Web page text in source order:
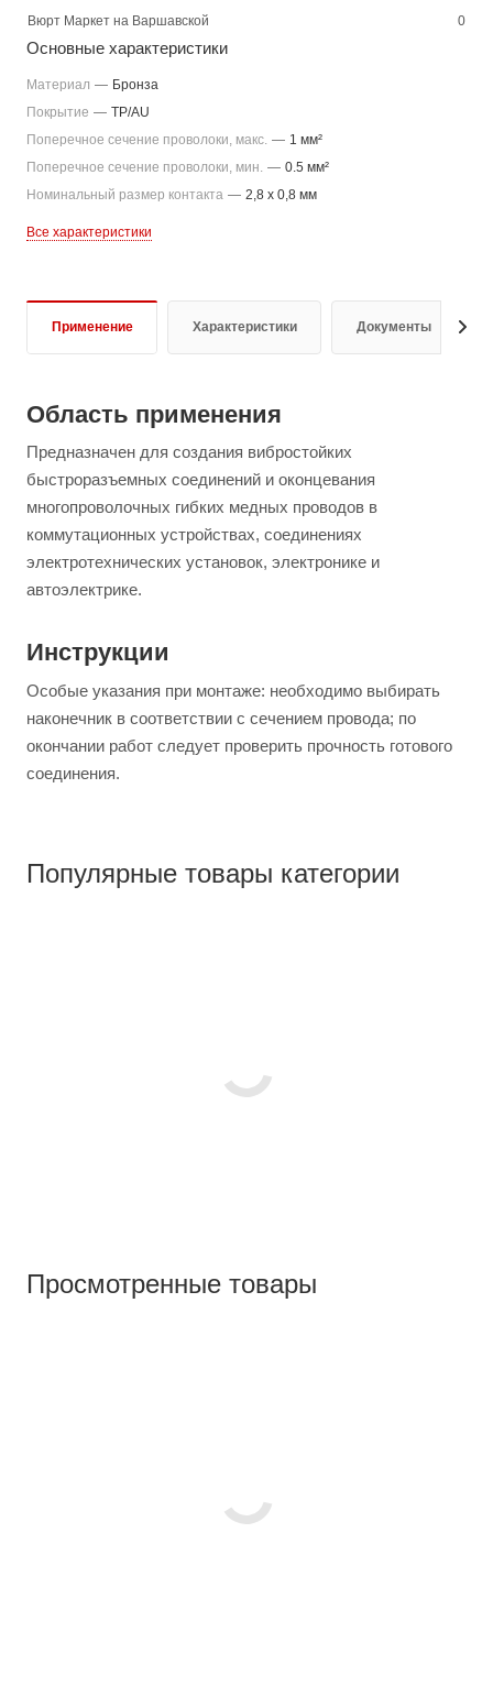
Вюрт Маркет на Варшавской
0
Основные характеристики
Материал — Бронза
Покрытие — TP/AU
Поперечное сечение проволоки, макс. — 1 мм²
Поперечное сечение проволоки, мин. — 0.5 мм²
Номинальный размер контакта — 2,8 x 0,8 мм
Все характеристики
Применение Характеристики Документы
Область применения
Предназначен для создания вибростойких
быстроразъемных соединений и оконцевания
многопроволочных гибких медных проводов в
коммутационных устройствах, соединениях
электротехнических установок, электронике и
автоэлектрике.
Инструкции
Особые указания при монтаже: необходимо выбирать
наконечник в соответствии с сечением провода; по
окончании работ следует проверить прочность готового
соединения.
Популярные товары категории
Просмотренные товары